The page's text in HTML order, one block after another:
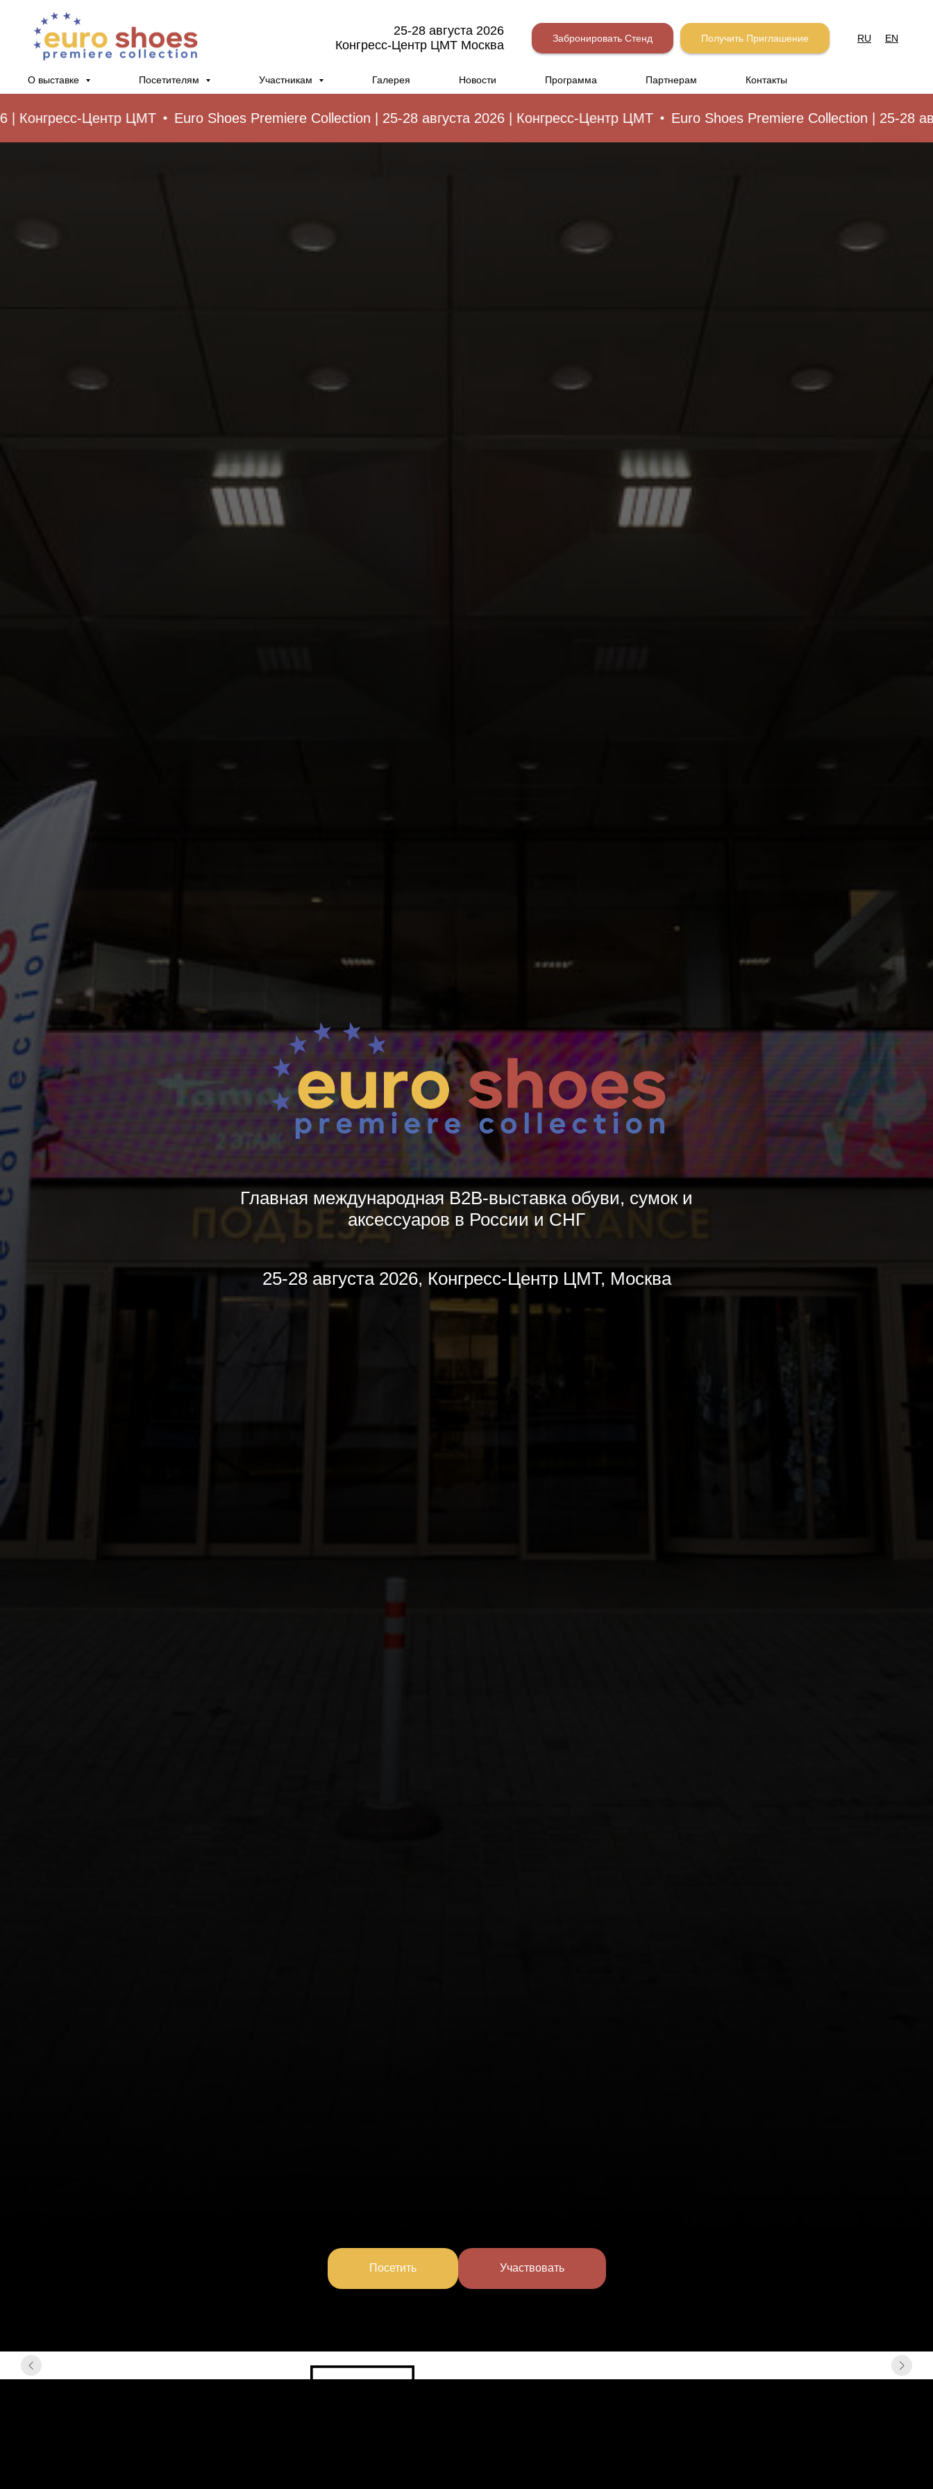
25-28 августа 2026
Конгресс-Центр ЦМТ Москва
Забронировать Стенд Получить Приглашение RU EN
О выставке Посетителям Участникам Галерея Новости Программа Партнерам Контакты
Центр ЦМТ Euro Shoes Premiere Collection | 25-28 августа 2026 | Конгресс-Центр ЦМТ Euro Shoes Premiere Collection | 25-28 августа
Главная международная B2B-выставка обуви, сумок и
аксессуаров в России и СНГ
25-28 августа 2026, Конгресс-Центр ЦМТ, Москва
Посетить Участвовать